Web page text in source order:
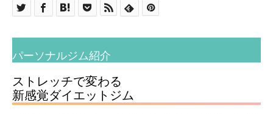
パーソナルジム紹介
ストレッチで変わる
新感覚ダイエットジム